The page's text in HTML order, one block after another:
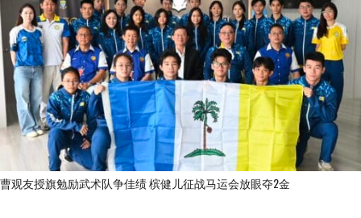
曹观友授旗勉励武术队争佳绩 槟健儿征战马运会放眼夺2金